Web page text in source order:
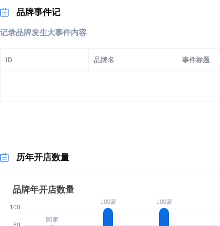
品牌事件记
记录品牌发生大事件内容
ID 品牌名 事件标题
历年开店数量